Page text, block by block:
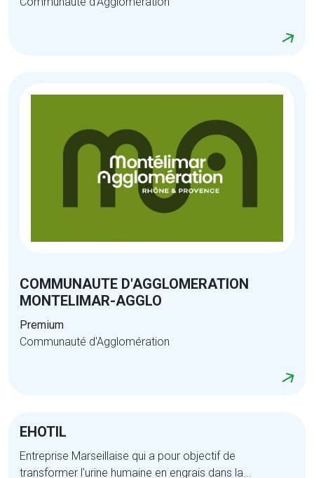
COMMUNAUTE D'AGGLOMERATION
MONTELIMAR-AGGLO
Premium
Communauté d'Agglomération
EHOTIL
Entreprise Marseillaise qui a pour objectif de
transformer l'urine humaine en engrais dans la...